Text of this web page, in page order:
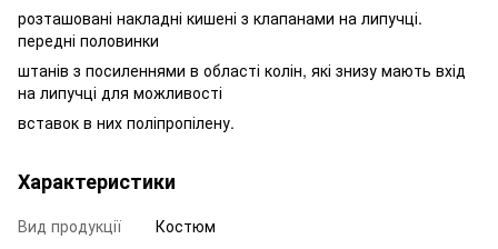
розташовані накладні кишені з клапанами на липучці.
передні половинки
штанів з посиленнями в області колін, які знизу мають вхід
на липучці для можливості
вставок в них поліпропілену.
Характеристики
Вид продукції Костюм